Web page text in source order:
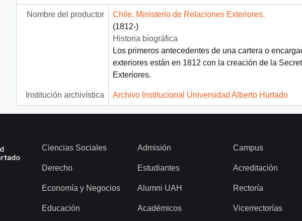
Nombre del productor
Chile. Ministerio de Relaciones Exteriores.
(1812-)
Historia biográfica
Los primeros antecedentes de una cartera o
exteriores están en 1812 con la creación de la
Exteriores.
Institución archivística Archivo Institucional Universidad Alberto Hurtado
Ciencias Sociales
Derecho
Economía y Negocios
Educación
Admisión
Estudiantes
Alumni UAH
Académicos
Campus
Acreditación
Rectoría
Vicerrectorías